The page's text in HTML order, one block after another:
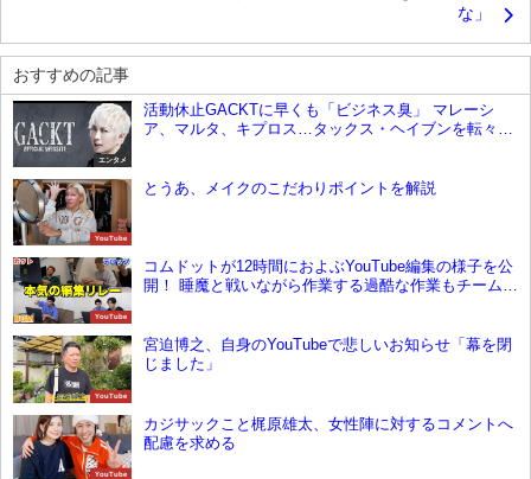
な」
おすすめの記事
エンタメ
活動休止GACKTに早くも「ビジネス臭」 マレーシ
ア、マルタ、キプロス…タックス・ヘイブンを転々し
YouTube
とうあ、メイクのこだわりポイントを解説
YouTube
コムドットが12時間におよぶYouTube編集の様子を公
開！ 睡魔と戦いながら作業する過酷な作業もチーム力
YouTube
宮迫博之、自身のYouTubeで悲しいお知らせ「幕を閉
じました」
YouTube
カジサックこと梶原雄太、女性陣に対するコメントへ
配慮を求める